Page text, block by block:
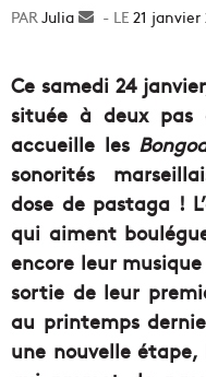
Julia
Envoyer21 janvier
Ce samedi 24
située à deux pas
accueille les
sonorités
dose de pastaga !
qui aiment
encore leur
sortie de leur
au printemps
une nouvelle étape,